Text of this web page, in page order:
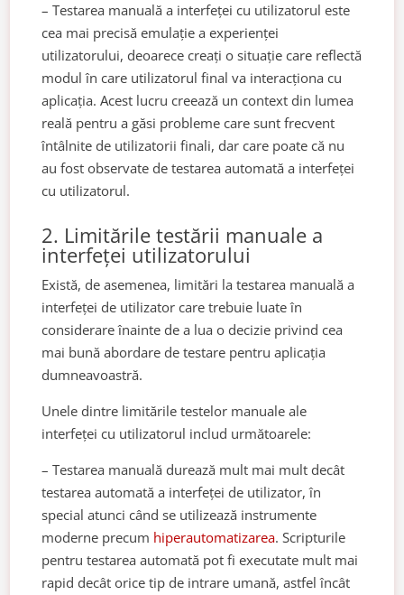
– Testarea manuală a interfeței cu utilizatorul este
cea mai precisă emulație a experienței
utilizatorului, deoarece creați o situație care reflectă
modul în care utilizatorul final va interacționa cu
aplicația. Acest lucru creează un context din lumea
reală pentru a găsi probleme care sunt frecvent
întâlnite de utilizatorii finali, dar care poate că nu
au fost observate de testarea automată a interfeței
cu utilizatorul.
2. Limitările testării manuale a
interfeței utilizatorului
Există, de asemenea, limitări la testarea manuală a
interfeței de utilizator care trebuie luate în
considerare înainte de a lua o decizie privind cea
mai bună abordare de testare pentru aplicația
dumneavoastră.
Unele dintre limitările testelor manuale ale
interfeței cu utilizatorul includ următoarele:
– Testarea manuală durează mult mai mult decât
testarea automată a interfeței de utilizator, în
special atunci când se utilizează instrumente
moderne precum hiperautomatizarea. Scripturile
pentru testarea automată pot fi executate mult mai
rapid decât orice tip de intrare umană, astfel încât